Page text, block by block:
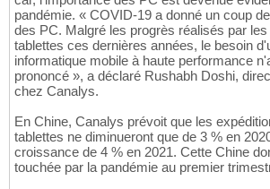
pandémie. « COVID-19 a donné un coup
des PC. Malgré les progrès réalisés par
tablettes ces dernières années, le besoin
informatique mobile à haute performance
prononcé », a déclaré Rushabh Doshi,
chez Canalys.
En Chine, Canalys prévoit que les
tablettes ne diminueront que de 3 % en
croissance de 4 % en 2021. Cette Chine
touchée par la pandémie au premier